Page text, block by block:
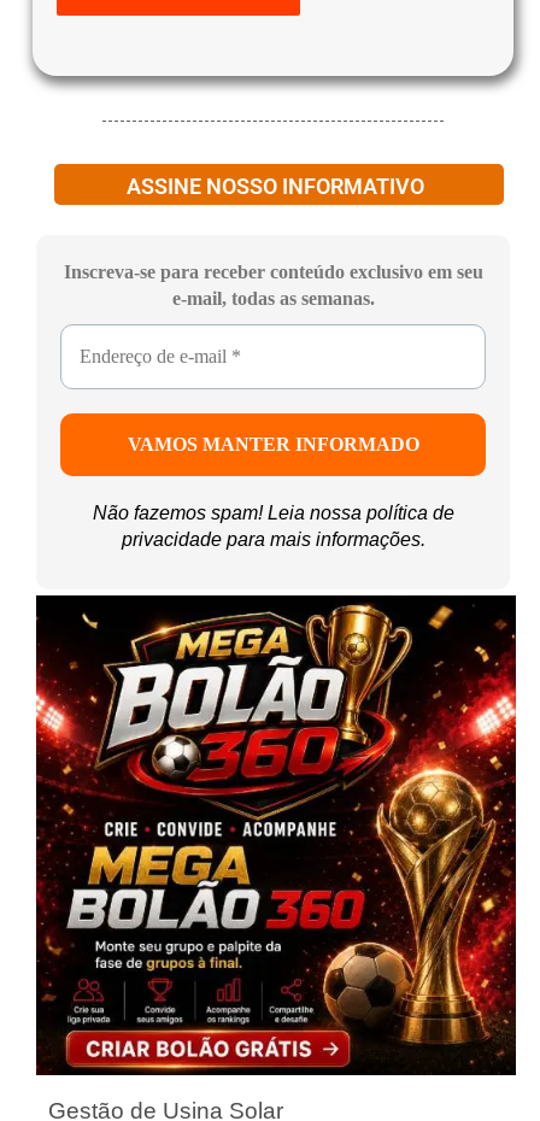
ASSINE NOSSO INFORMATIVO
Inscreva-se para receber conteúdo exclusivo em seu
e-mail, todas as semanas.
Não fazemos spam! Leia nossa política de
privacidadepara mais informações.
Gestão de Usina Solar